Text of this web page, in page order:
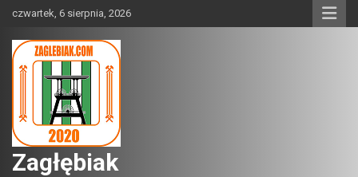
content
czwartek, 6 sierpnia, 2026
Zagłębiak